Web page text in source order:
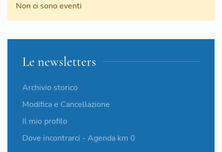
Non ci sono eventi
Le newsletters
Archivio storico
Modifica e Cancellazione
Il mio profilo
Dove incontrarci - Agenda km 0